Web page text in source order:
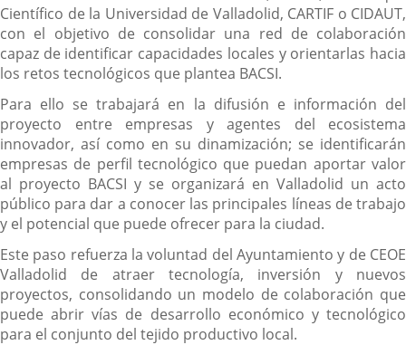
Científico de la Universidad de Valladolid, CARTIF o CIDAUT,
con el objetivo de consolidar una red de colaboración
capaz de identificar capacidades locales y orientarlas hacia
los retos tecnológicos que plantea BACSI.
Para ello se trabajará en la difusión e información del
proyecto entre empresas y agentes del ecosistema
innovador, así como en su dinamización; se identificarán
empresas de perfil tecnológico que puedan aportar valor
al proyecto BACSI y se organizará en Valladolid un acto
público para dar a conocer las principales líneas de trabajo
y el potencial que puede ofrecer para la ciudad.
Este paso refuerza la voluntad del Ayuntamiento y de CEOE
Valladolid de atraer tecnología, inversión y nuevos
proyectos, consolidando un modelo de colaboración que
puede abrir vías de desarrollo económico y tecnológico
para el conjunto del tejido productivo local.